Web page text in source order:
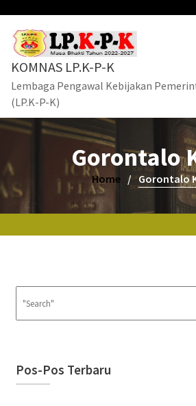
content
KOMNAS LP.K-P-K
Lembaga Pengawal Kebijakan
(LP.K-P-K)
Gorontalo
Home Gorontalo
Pos-Pos Terbaru